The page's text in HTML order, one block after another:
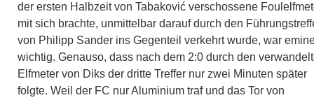
der ersten Halbzeit von Tabaković verschossene
mit sich brachte, unmittelbar darauf durch den
von Philipp Sander ins Gegenteil verkehrt wurde, war
wichtig. Genauso, dass nach dem 2:0 durch den
Elfmeter von Diks der dritte Treffer nur zwei Minuten später
folgte. Weil der FC nur Aluminium traf und das Tor von